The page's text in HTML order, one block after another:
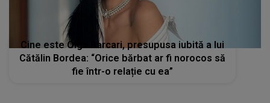
Cine este Olga Barcari, presupusa iubită a lui
Cătălin Bordea: “Orice bărbat ar fi norocos să
fie într-o relație cu ea”